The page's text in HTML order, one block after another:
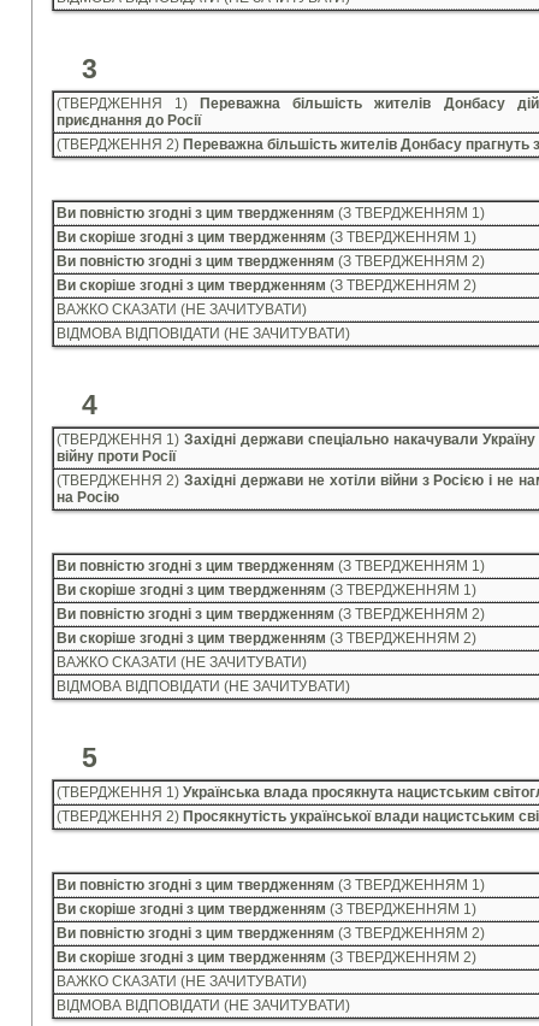
3
(ТВЕРДЖЕННЯ 1)Переважна більшість жителів Донбасу
приєднання до Росії
(ТВЕРДЖЕННЯ 2)Переважна більшість жителів Донбасу прагнуть
Ви повністю згодні з цим твердженням (З ТВЕРДЖЕННЯМ 1)
Ви скоріше згодні з цим твердженням (З ТВЕРДЖЕННЯМ 1)
Ви повністю згодні з цим твердженням (З ТВЕРДЖЕННЯМ 2)
Ви скоріше згодні з цим твердженням (З ТВЕРДЖЕННЯМ 2)
ВАЖКО СКАЗАТИ (НЕ ЗАЧИТУВАТИ)
ВІДМОВА ВІДПОВІДАТИ (НЕ ЗАЧИТУВАТИ)
4
(ТВЕРДЖЕННЯ 1) Західні держави спеціально накачували
війну проти Росії
(ТВЕРДЖЕННЯ 2) Західні держави не хотіли війни з Росією і не
на Росію
Ви повністю згодні з цим твердженням (З ТВЕРДЖЕННЯМ 1)
Ви скоріше згодні з цим твердженням (З ТВЕРДЖЕННЯМ 1)
Ви повністю згодні з цим твердженням (З ТВЕРДЖЕННЯМ 2)
Ви скоріше згодні з цим твердженням (З ТВЕРДЖЕННЯМ 2)
ВАЖКО СКАЗАТИ (НЕ ЗАЧИТУВАТИ)
ВІДМОВА ВІДПОВІДАТИ (НЕ ЗАЧИТУВАТИ)
5
(ТВЕРДЖЕННЯ 1)Українська влада просякнута нацистським
(ТВЕРДЖЕННЯ 2)Просякнутість української влади нацистським
Ви повністю згодні з цим твердженням (З ТВЕРДЖЕННЯМ 1)
Ви скоріше згодні з цим твердженням (З ТВЕРДЖЕННЯМ 1)
Ви повністю згодні з цим твердженням (З ТВЕРДЖЕННЯМ 2)
Ви скоріше згодні з цим твердженням (З ТВЕРДЖЕННЯМ 2)
ВАЖКО СКАЗАТИ (НЕ ЗАЧИТУВАТИ)
ВІДМОВА ВІДПОВІДАТИ (НЕ ЗАЧИТУВАТИ)